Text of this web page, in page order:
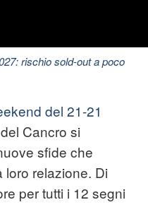
rischio sold-out a poco
del 21-21
Cancro si
sfide che
loro relazione. Di
per tutti i 12 segni